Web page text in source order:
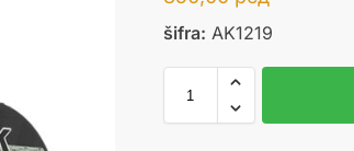
šifra: AK1219